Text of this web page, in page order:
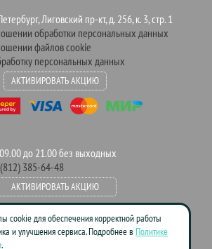
Лиговский пр-кт, д. 256, к. 3, стр. 1
обработки персональных данных
файлов cookie
персональных данных
АКТИВИРОВАТЬ АКЦИЮ
справочный характер и ни при
до 21.00 без выходных
385-64-48
АКТИВИРОВАТЬ АКЦИЮ
cookie для обеспечения корректной работы
и улучшения сервиса. Подробнее в Политике
.